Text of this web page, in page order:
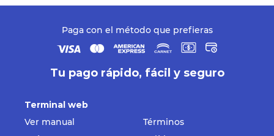
Paga con el método que prefieras
Tu pago rápido, fácil y seguro
Terminal web
Ver manual
Términos